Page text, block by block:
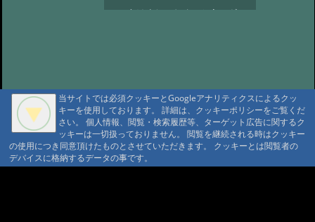
#160:あけましておめでとうござい
#157:今日は疲れました。
@ '10 11/29 22:37
#156:寒い朝です。
@ '10 11/19 22:16
#155:そろそろ冬支度
@ '10 11/4 10:30
#154:白い峰
#153:ふじばかまとア
当サイトでは必須クッキーとGoogleアナリティクスによるクッ
キーを使用しております。 詳細は、クッキーポリシーをご覧くだ
さい。 個人情報、閲覧・検索履歴等、ターゲット広告に関するク
ッキーは一切扱っておりません。 閲覧を継続される時はクッキー
の使用につき同意頂けたものとさせていただきます。 クッキーとは閲覧者の
デバイスに格納するデータの事です。